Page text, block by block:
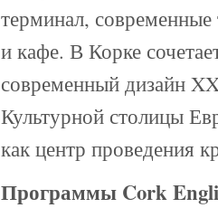
терминал,
и кафе. В Корке
современный дизайн
Культурной столицы
как центр проведения
Программы Cork